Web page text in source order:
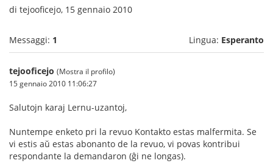
di tejooficejo, 15 gennaio 2010
Messaggi: 1 Lingua: Esperanto
tejooficejo (Mostra il profilo)
15 gennaio 2010 11:06:27
Salutojn karaj Lernu-uzantoj,
Nuntempe enketo pri la revuo Kontakto estas malfermita. Se
vi estis aŭ estas abonanto de la revuo, vi povas kontribui
respondante la demandaron (ĝi ne longas).